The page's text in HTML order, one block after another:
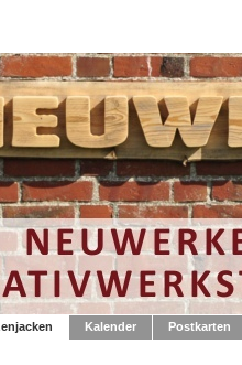
Kalender Postkarten